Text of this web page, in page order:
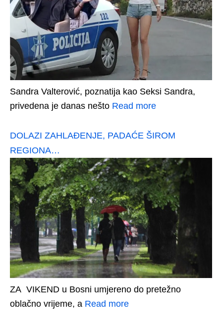
Sandra Valterović, poznatija kao Seksi Sandra,
privedena je danas nešto Read more
DOLAZI ZAHLAĐENJE, PADAĆE ŠIROM
REGIONA…
ZA VIKEND u Bosni umjereno do pretežno
oblačno vrijeme, a Read more